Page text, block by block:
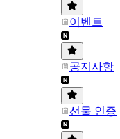
이벤트
공지사항
선물 인증